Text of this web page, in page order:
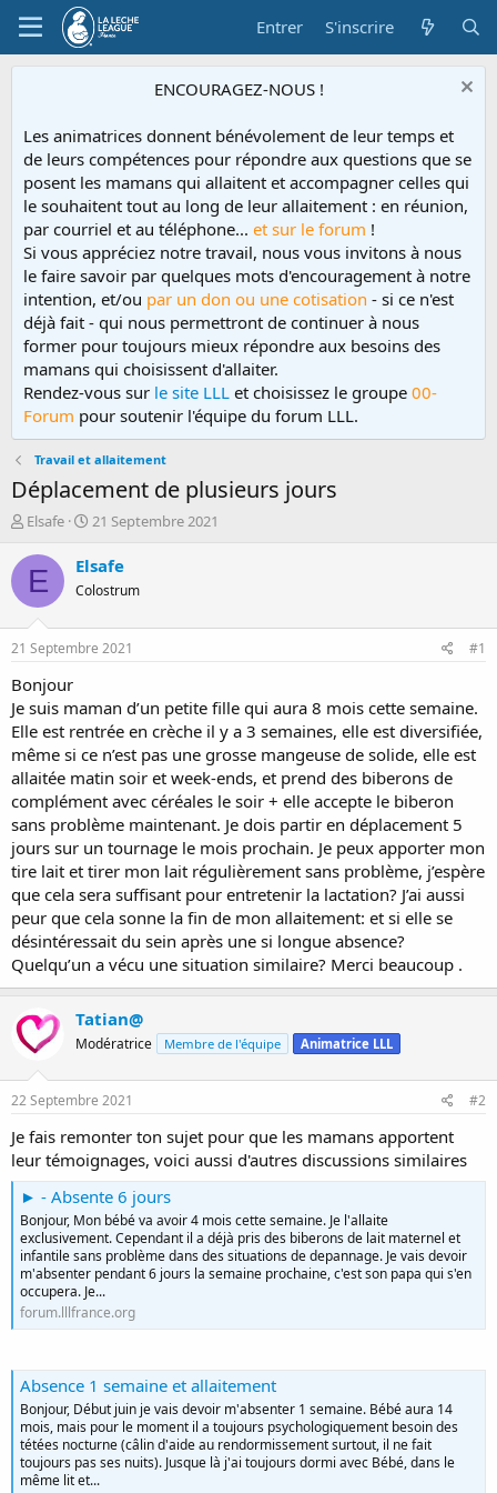
Entrer S'inscrire
ENCOURAGEZ-NOUS !
Les animatrices donnent bénévolement de leur temps et
de leurs compétences pour répondre aux questions que se
posent les mamans qui allaitent et accompagner celles qui
le souhaitent tout au long de leur allaitement : en réunion,
par courriel et au téléphone... et sur le forum !
Si vous appréciez notre travail, nous vous invitons à nous
le faire savoir par quelques mots d'encouragement à notre
intention, et/ou par un don ou une cotisation - si ce n'est
déjà fait - qui nous permettront de continuer à nous
former pour toujours mieux répondre aux besoins des
mamans qui choisissent d'allaiter.
Rendez-vous sur le site LLL et choisissez le groupe 00-
Forum pour soutenir l'équipe du forum LLL.
Travail et allaitement
Déplacement de plusieurs jours
D
m
r
é
e
p
r
Elsafe
D
t
e
d
é
t
21 Septembre 2021
E Elsafe
Colostrum
21 Septembre 2021 #1
Bonjour
Je suis maman d’un petite fille qui aura 8 mois cette semaine.
Elle est rentrée en crèche il y a 3 semaines, elle est diversifiée,
même si ce n’est pas une grosse mangeuse de solide, elle est
allaitée matin soir et week-ends, et prend des biberons de
complément avec céréales le soir + elle accepte le biberon
sans problème maintenant. Je dois partir en déplacement 5
jours sur un tournage le mois prochain. Je peux apporter mon
tire lait et tirer mon lait régulièrement sans problème, j’espère
que cela sera suffisant pour entretenir la lactation? J’ai aussi
peur que cela sonne la fin de mon allaitement: et si elle se
désintéressait du sein après une si longue absence?
Quelqu’un a vécu une situation similaire? Merci beaucoup .
Tatian@
Modératrice Membre de l'équipe Animatrice LLL
22 Septembre 2021 #2
Je fais remonter ton sujet pour que les mamans apportent
leur témoignages, voici aussi d'autres discussions similaires
► - Absente 6 jours
Bonjour, Mon bébé va avoir 4 mois cette semaine. Je l'allaite
exclusivement. Cependant il a déjà pris des biberons de lait maternel et
infantile sans problème dans des situations de depannage. Je vais devoir
m'absenter pendant 6 jours la semaine prochaine, c'est son papa qui s'en
occupera. Je...
forum.lllfrance.org
Absence 1 semaine et allaitement
Bonjour, Début juin je vais devoir m'absenter 1 semaine. Bébé aura 14
mois, mais pour le moment il a toujours psychologiquement besoin des
tétées nocturne (câlin d'aide au rendormissement surtout, il ne fait
toujours pas ses nuits). Jusque là j'ai toujours dormi avec Bébé, dans le
même lit et...